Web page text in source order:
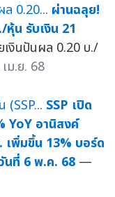
ผ่านฉลุย!
หุ้น รับเงิน 21
เงินปันผล 0.20 บ./
เม.ย. 68
SSP เปิด
YoY อานิสงค์
เพิ่มขึ้น 13% บอร์ด
นที่ 6 พ.ค. 68 —